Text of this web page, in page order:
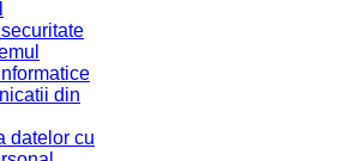
din
datelor cu